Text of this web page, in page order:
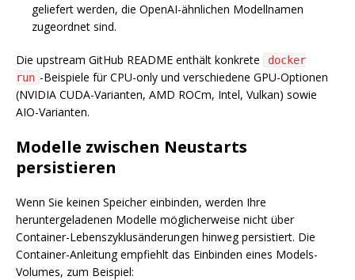
geliefert werden, die OpenAI-ähnlichen Modellnamen
zugeordnet sind.
Die upstream GitHub README enthält konkrete
docker
run -Beispiele für CPU-only und verschiedene GPU-Optionen
(NVIDIA CUDA-Varianten, AMD ROCm, Intel, Vulkan) sowie
AIO-Varianten.
Modelle zwischen Neustarts
persistieren
Wenn Sie keinen Speicher einbinden, werden Ihre
heruntergeladenen Modelle möglicherweise nicht über
Container-Lebenszyklusänderungen hinweg persistiert. Die
Container-Anleitung empfiehlt das Einbinden eines Models-
Volumes, zum Beispiel: